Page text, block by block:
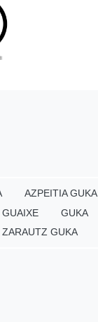
AZPEITIA GUKA
GUAIXE GUKA
ZARAUTZ GUKA